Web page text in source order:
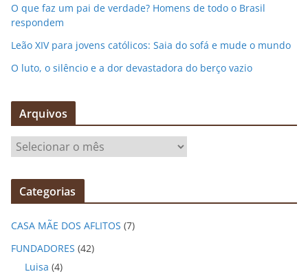
O que faz um pai de verdade? Homens de todo o Brasil
respondem
Leão XIV para jovens católicos: Saia do sofá e mude o mundo
O luto, o silêncio e a dor devastadora do berço vazio
Arquivos
r
q
v
o
Categorias
CASA MÃE DOS AFLITOS (7)
FUNDADORES (42)
Luisa (4)